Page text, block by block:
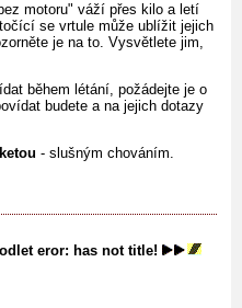
motoru" váží přes kilo a letí
se vrtule může ublížit jejich
je na to. Vysvětlete jim,
během létání, požádejte je o
budete a na jejich dotazy
- slušným chováním.
eror: has not title!